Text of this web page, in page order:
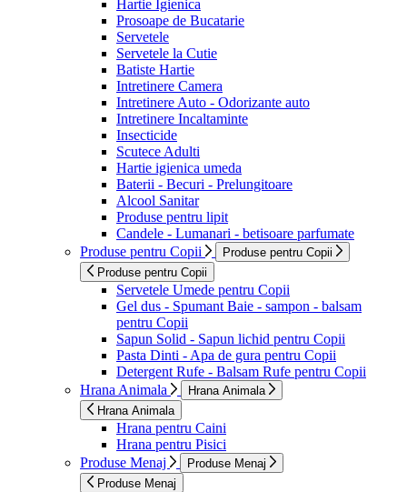
Hartie Igienica
Prosoape de Bucatarie
Servetele
Servetele la Cutie
Batiste Hartie
Intretinere Camera
Intretinere Auto - Odorizante auto
Intretinere Incaltaminte
Insecticide
Scutece Adulti
Hartie igienica umeda
Baterii - Becuri - Prelungitoare
Alcool Sanitar
Produse pentru lipit
Candele - Lumanari - betisoare parfumate
Produse pentru Copii
Produse pentru Copii
Produse pentru Copii
Servetele Umede pentru Copii
Gel dus - Spumant Baie - sampon - balsam
pentru Copii
Sapun Solid - Sapun lichid pentru Copii
Pasta Dinti - Apa de gura pentru Copii
Detergent Rufe - Balsam Rufe pentru Copii
Hrana Animala
Hrana Animala
Hrana Animala
Hrana pentru Caini
Hrana pentru Pisici
Produse Menaj
Produse Menaj
Produse Menaj